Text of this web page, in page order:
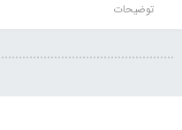
توضیحات